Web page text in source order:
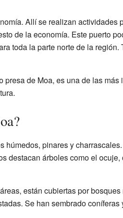
Allí se realizan actividades
de la economía. Este puerto
toda la parte norte de la
de Moa, es una de las
húmedos, pinares y
destacan árboles como el
están cubiertas por
Se han sembrado